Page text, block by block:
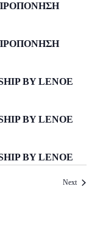
BY LENOE
BY LENOE
BY LENOE
Next